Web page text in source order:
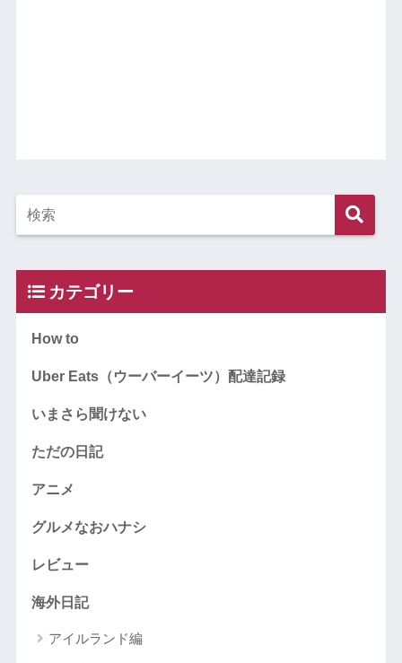
カテゴリー
How to
Uber Eats（ウーバーイーツ）配達記録
いまさら聞けない
ただの日記
アニメ
グルメなおハナシ
レビュー
海外日記
アイルランド編